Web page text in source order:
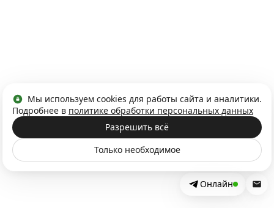
Онлайн
Мы используем cookies для работы сайта и аналитики.
Подробнее в политике обработки персональных данных
Разрешить всё
Только необходимое